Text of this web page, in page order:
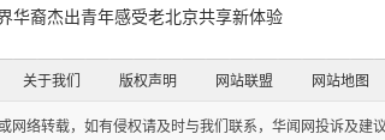
华裔杰出青年感受老北京共享新体验
关于我们 版权声明 网站联盟 网站地图
网络转载，如有侵权请及时与我们联系，华闻网投诉及建